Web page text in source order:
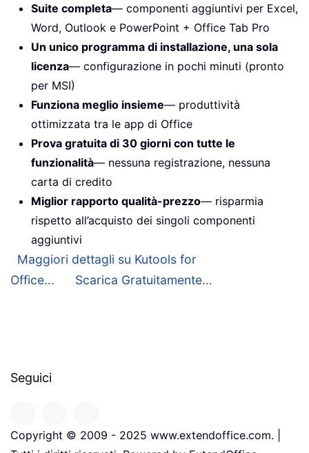
Suite completa— componenti aggiuntivi per Excel,
Word, Outlook e PowerPoint + Office Tab Pro
Un unico programma di installazione, una sola
licenza— configurazione in pochi minuti (pronto
per MSI)
Funziona meglio insieme— produttività
ottimizzata tra le app di Office
Prova gratuita di 30 giorni con tutte le
funzionalità— nessuna registrazione, nessuna
carta di credito
Miglior rapporto qualità-prezzo— risparmia
rispetto all’acquisto dei singoli componenti
aggiuntivi
Maggiori dettagli su Kutools for
Office...
Scarica Gratuitamente...
Seguici
Copyright © 2009 - 2025 www.extendoffice.com. |